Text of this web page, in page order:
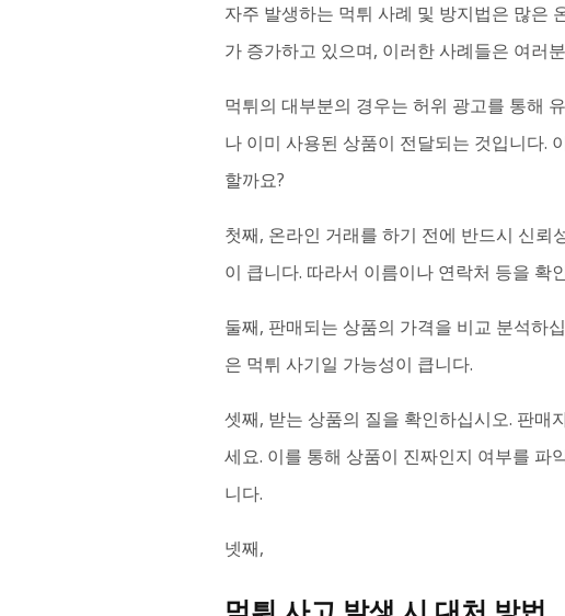
자주 발생하는 먹튀 사례 및 방지법은 많은
가 증가하고 있으며, 이러한 사례들은 여러
먹튀의 대부분의 경우는 허위 광고를 통해
나 이미 사용된 상품이 전달되는 것입니다.
할까요?
첫째, 온라인 거래를 하기 전에 반드시 신
이 큽니다. 따라서 이름이나 연락처 등을 확
둘째, 판매되는 상품의 가격을 비교 분석하
은 먹튀 사기일 가능성이 큽니다.
셋째, 받는 상품의 질을 확인하십시오. 판매
세요. 이를 통해 상품이 진짜인지 여부를 파
니다.
넷째,